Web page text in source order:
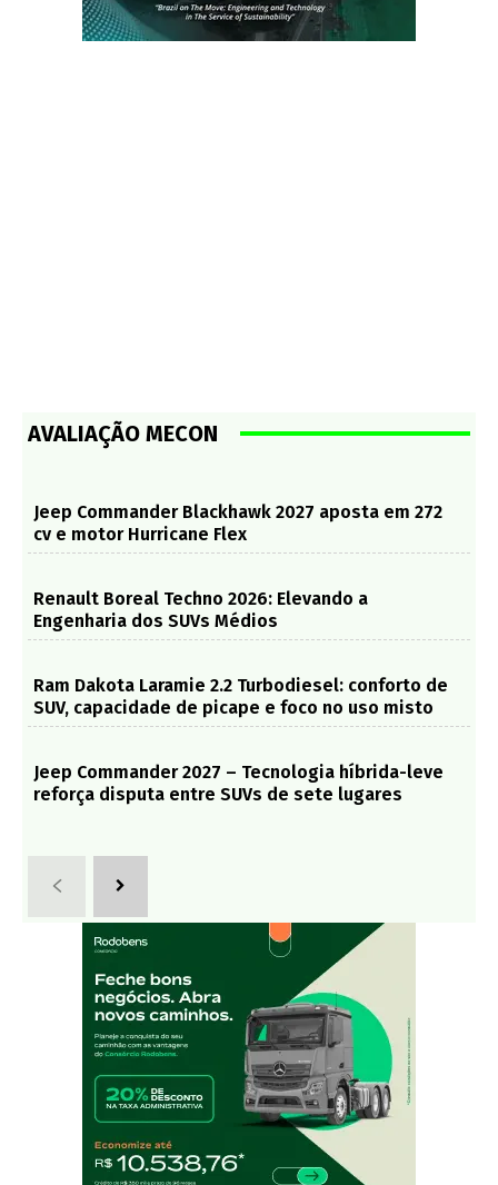
AVALIAÇÃO MECON
Jeep Commander Blackhawk 2027 aposta em 272
cv e motor Hurricane Flex
Renault Boreal Techno 2026: Elevando a
Engenharia dos SUVs Médios
Ram Dakota Laramie 2.2 Turbodiesel: conforto de
SUV, capacidade de picape e foco no uso misto
Jeep Commander 2027 – Tecnologia híbrida-leve
reforça disputa entre SUVs de sete lugares